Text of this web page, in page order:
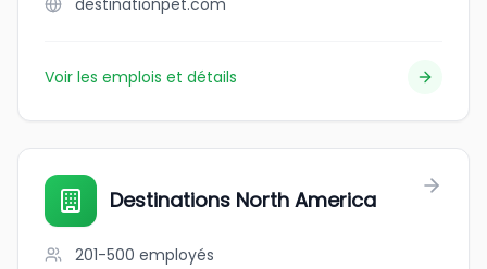
destinationpet.com
Voir les emplois et détails
Destinations North America
201-500 employés